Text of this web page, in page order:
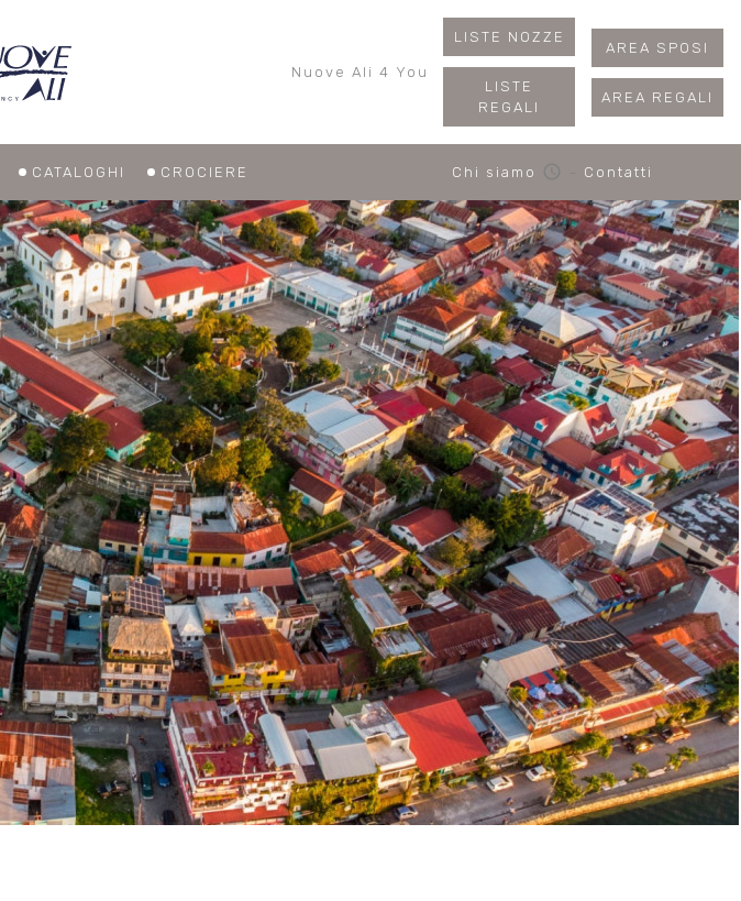
Nuove Ali 4 You
LISTE NOZZE
LISTE
REGALI
AREA SPOSI
AREA REGALI
Chi siamo Contatti
CATALOGHI CROCIERE